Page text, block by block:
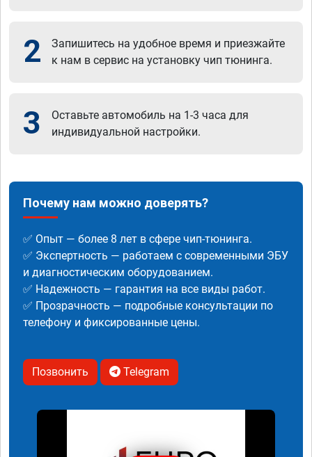
2
Запишитесь на удобное время и приезжайте
к нам в сервис на установку чип тюнинга.
3
Оставьте автомобиль на 1-3 часа для
индивидуальной настройки.
Почему нам можно доверять?
✅ Опыт — более 8 лет в сфере чип-тюнинга.
✅ Экспертность — работаем с современными ЭБУ
и диагностическим оборудованием.
✅ Надежность — гарантия на все виды работ.
✅ Прозрачность — подробные консультации по
телефону и фиксированные цены.
Позвонить Telegram